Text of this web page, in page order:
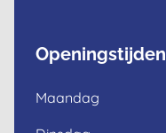
Openingstijden
Maandag